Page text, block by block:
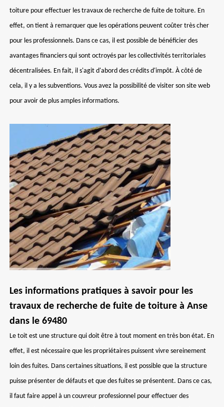
toiture pour effectuer les travaux de recherche de fuite de toiture. En
effet, on tient à remarquer que les opérations peuvent coûter très cher
pour les professionnels. Dans ce cas, il est possible de bénéficier des
avantages financiers qui sont octroyés par les collectivités territoriales
décentralisées. En fait, il s'agit d'abord des crédits d'impôt. À côté de
cela, il y a les subventions. Vous avez la possibilité de visiter son site web
pour avoir de plus amples informations.
Les informations pratiques à savoir pour les
travaux de recherche de fuite de toiture à Anse
dans le 69480
Le toit est une structure qui doit être à tout moment en très bon état. En
effet, il est nécessaire que les propriétaires puissent vivre sereinement
loin des fuites. Dans certaines situations, il est possible que la structure
puisse présenter de défauts et que des fuites se présentent. Dans ce cas,
il faut faire appel à un couvreur professionnel pour effectuer des